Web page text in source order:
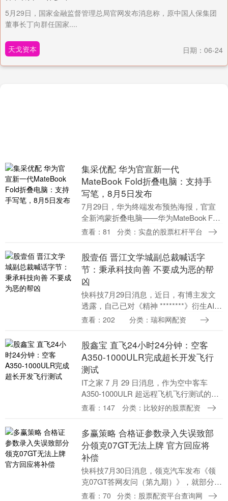
5月29日，国家金融监督管理总局官网发布消息称，原中国人保集团
董事长丁向群任国家....
天戈资本 日期：06-24
集采优配 华为官宣新一代
MateBook Fold折叠电脑：支持手
写笔，8月5日发布
7月29日，华为终端发布预热海报，官宣
全新鸿蒙折叠电脑——华为MateBook Fold
非凡大师将于8月5日发布。从海报上看，
查看：81 分类：实盘的股票杠杆平台
股壹佰 晋江文学城副总裁喊话字
节：秉承科技向善 不要成为恶的帮
凶
快科技7月29日消息，近日，有博主发文
透露，自己已对《精神 ********》衍生AI漫
剧、有声读物全线内容开展证据保全工
量....
查看：202 分类：瑞和网配资
股鑫宝 直飞24小时24分钟：空客
A350-1000ULR完成超长开发飞行
测试
IT之家 7 月 29 日消息，作为空中客车
A350-1000ULR 超远程飞机飞行测试的一
部分，代号 MSN707 的澳航首架飞行测试
查看：147 分类：比较好的股票配资
多赢策略 合格证参数录入失误致部
分领克07GT无法上牌 官方回应将
补偿
快科技7月30日消息，领克汽车发布《领
克07GT答网友问（第九期）》，就部分四
驱07GT无法上牌事宜进行统一说明。 具
查看：70 分类：股票配资平台查询网